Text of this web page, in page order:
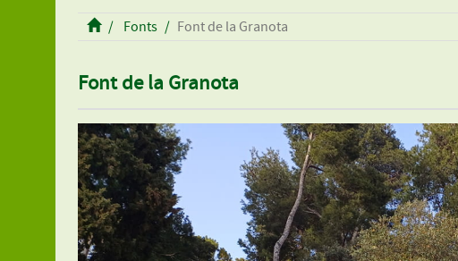
Fonts Font de la Granota
Font de la Granota